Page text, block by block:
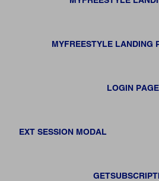
MYFREESTYLE LANDING
LOGIN PAGE
EXT SESSION MODAL